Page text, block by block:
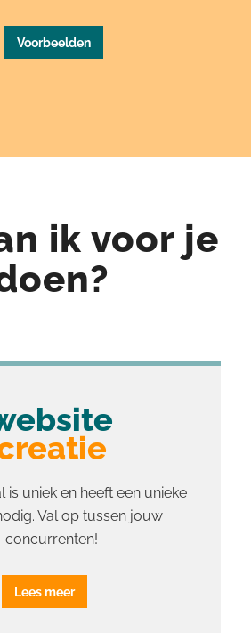
Voorbeelden
ik voor je
is uniek en heeft een unieke
Val op tussen jouw
concurrenten!
Lees meer